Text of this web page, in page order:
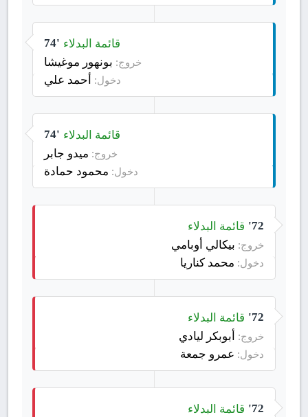
74' قائمة البدلاء
خروج: بونهور موغيشا
دخول: أحمد علي
74' قائمة البدلاء
خروج: ميدو جابر
دخول: محمود حمادة
72' قائمة البدلاء
خروج: بيكالي أوبامي
دخول: محمد كناريا
72' قائمة البدلاء
خروج: أبوبكر ليادي
دخول: عمرو جمعة
72' قائمة البدلاء